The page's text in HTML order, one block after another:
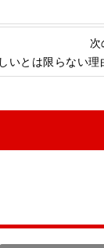
いとは限らない理